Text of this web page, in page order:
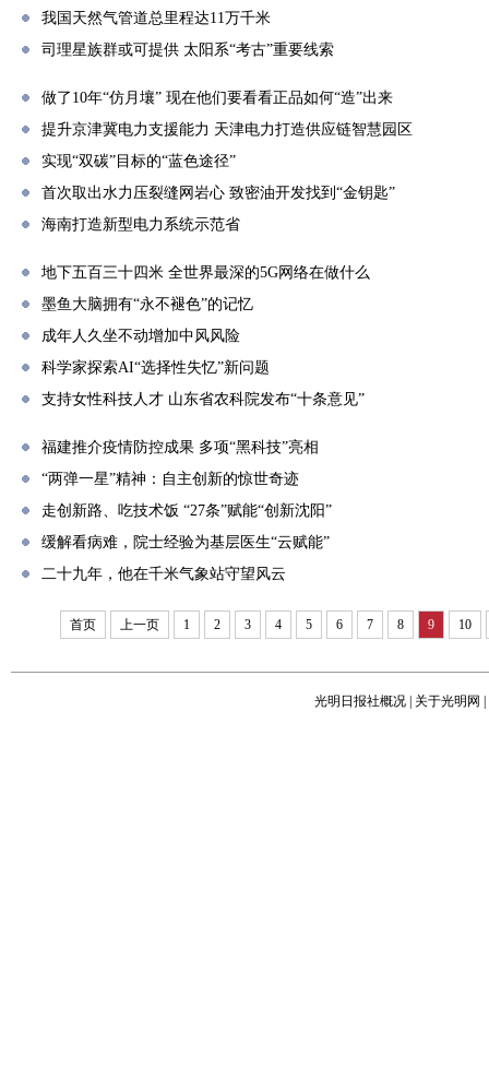
我国天然气管道总里程达11万千米
司理星族群或可提供 太阳系“考古”重要线索
做了10年“仿月壤” 现在他们要看看正品如何“造”出来
提升京津冀电力支援能力 天津电力打造供应链智慧园区
实现“双碳”目标的“蓝色途径”
首次取出水力压裂缝网岩心 致密油开发找到“金钥匙”
海南打造新型电力系统示范省
地下五百三十四米 全世界最深的5G网络在做什么
墨鱼大脑拥有“永不褪色”的记忆
成年人久坐不动增加中风风险
科学家探索AI“选择性失忆”新问题
支持女性科技人才 山东省农科院发布“十条意见”
福建推介疫情防控成果 多项“黑科技”亮相
“两弹一星”精神：自主创新的惊世奇迹
走创新路、吃技术饭 “27条”赋能“创新沈阳”
缓解看病难，院士经验为基层医生“云赋能”
二十九年，他在千米气象站守望风云
首页 上一页 1 2 3 4 5 6 7 8 9 10
光明日报社概况 关于光明网